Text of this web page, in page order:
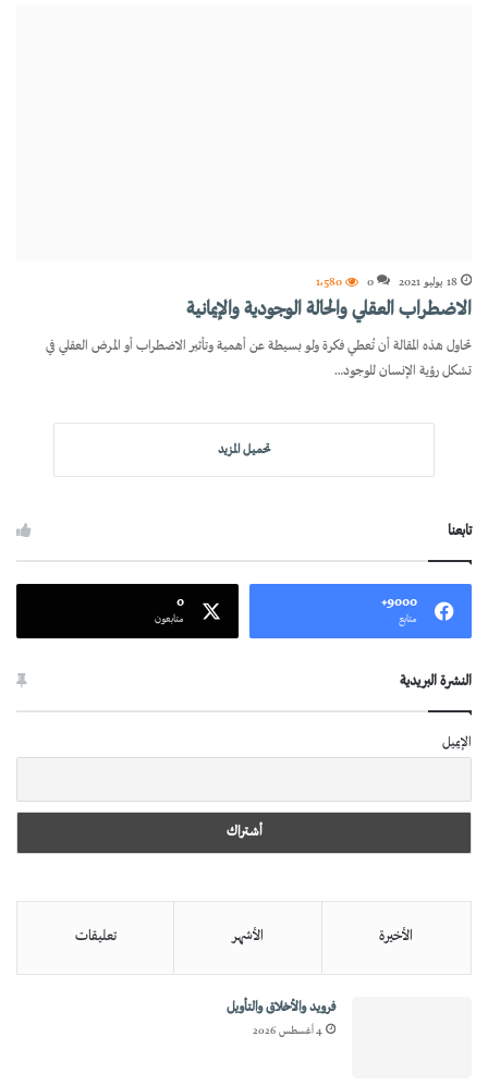
18 يوليو 2021 0 1٬580
الاضطراب العقلي والحالة الوجودية والإيمانية
تحاول هذه المقالة أن تُعطي فكرة ولو بسيطة عن أهمية وتأثير الاضطراب أو المرض العقلي في
تشكل رؤية الإنسان للوجود…
تحميل المزيد
تابعنا
9000+
متابع
0
متابعون
النشرة البريدية
الإيميل
الأخيرة الأشهر تعليقات
فرويد والأخلاق والتأويل
4 أغسطس 2026